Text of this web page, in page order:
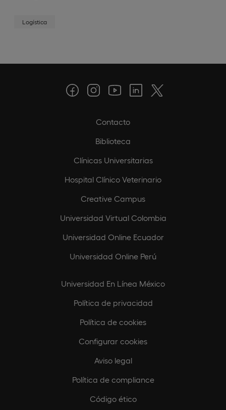
Logística
Contacto
Biblioteca
Clínicas Universitarias
Hospital Clínico Veterinario
Creative Campus
Universidad Virtual Colombia
Universidad Online Ecuador
Universidad Online Perú
Universidad En Línea México
Política de privacidad
Política de cookies
Configurar cookies
Aviso legal
Política de compliance
Código ético